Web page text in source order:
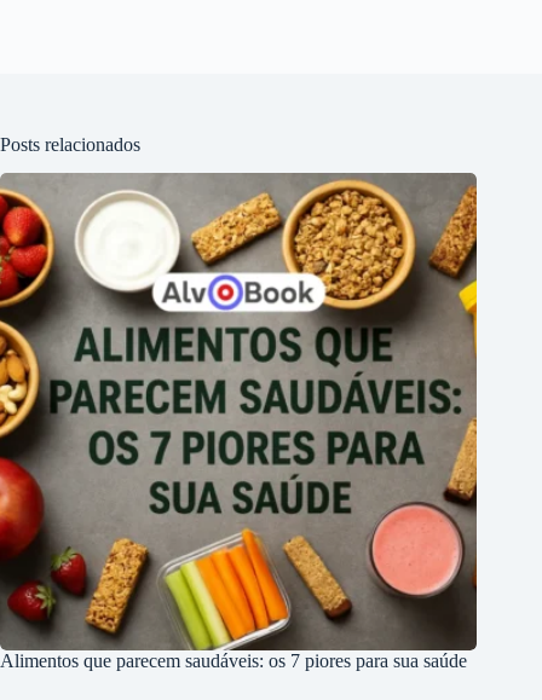
Posts relacionados
Alimentos que parecem saudáveis: os 7 piores para sua saúde